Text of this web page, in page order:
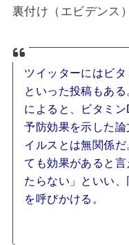
裏付け（エビデンス
ツイッターにはビタ
といった投稿もあ
によると、ビタミ
予防効果を示した
イルスとは無関係
ても効果があると
たらない」といい
を呼びかける。